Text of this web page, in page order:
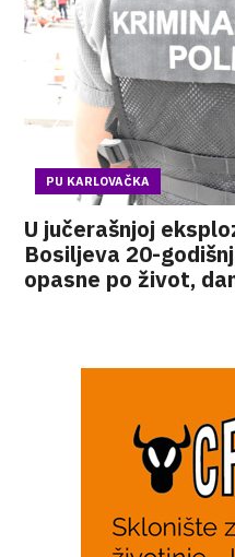
PU KARLOVAČKA
U jučerašnjoj
Bosiljeva 20-
opasne po život,